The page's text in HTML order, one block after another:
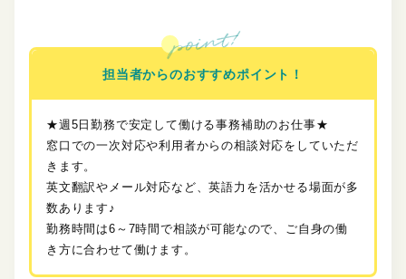
担当者からのおすすめポイント！
★週5日勤務で安定して働ける事務補助のお仕事★
窓口での一次対応や利用者からの相談対応をしていただ
きます。
英文翻訳やメール対応など、英語力を活かせる場面が多
数あります♪
勤務時間は6～7時間で相談が可能なので、ご自身の働
き方に合わせて働けます。